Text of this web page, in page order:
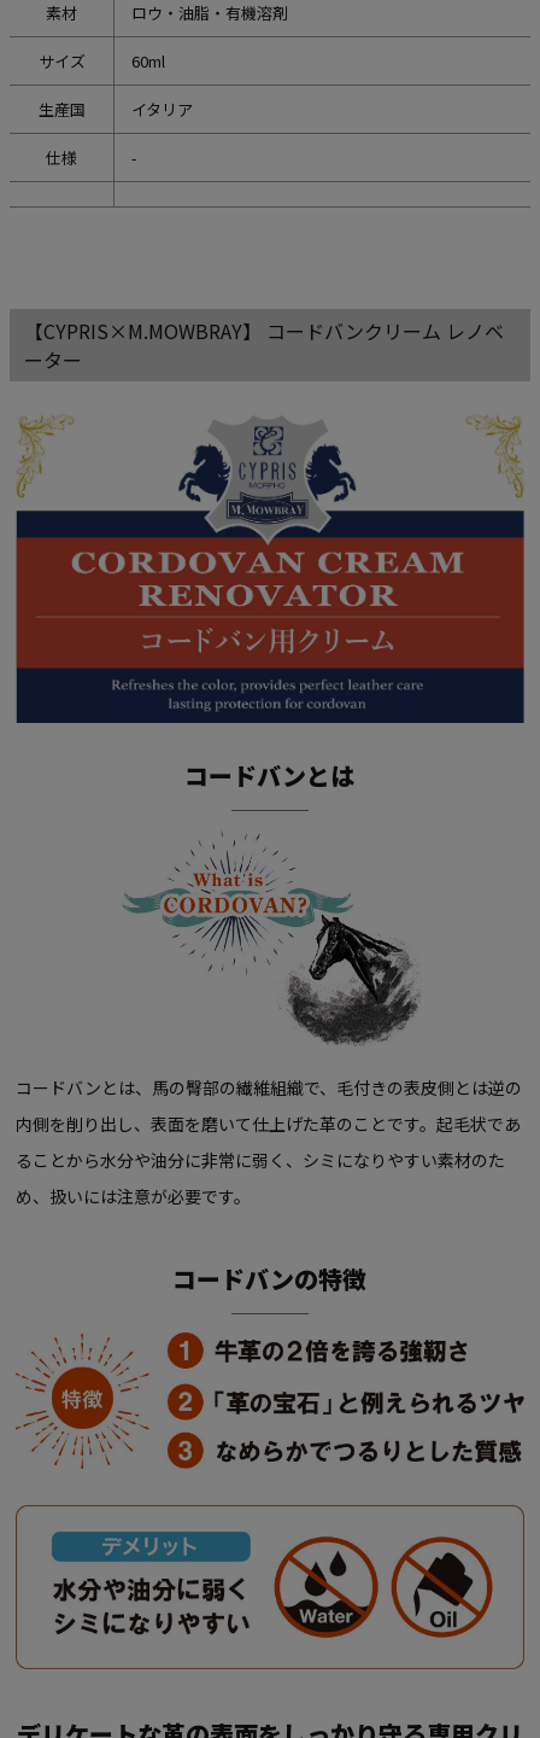
素材 ロウ・油脂・有機溶剤
サイズ 60ml
生産国 イタリア
仕様 -
【CYPRIS×M.MOWBRAY】 コードバンクリーム レノベ
ーター
コードバンとは
コードバンとは、馬の臀部の繊維組織で、毛付きの表皮側とは逆の
内側を削り出し、表面を磨いて仕上げた革のことです。起毛状であ
ることから水分や油分に非常に弱く、シミになりやすい素材のた
め、扱いには注意が必要です。
コードバンの特徴